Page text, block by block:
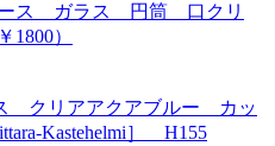
ース ガラス 円筒 口クリ
）
クリアアクアブルー カッ
Kastehelmi］ H155